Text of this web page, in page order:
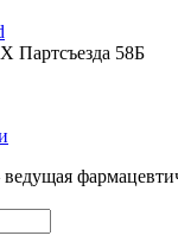
Партсъезда 58Б